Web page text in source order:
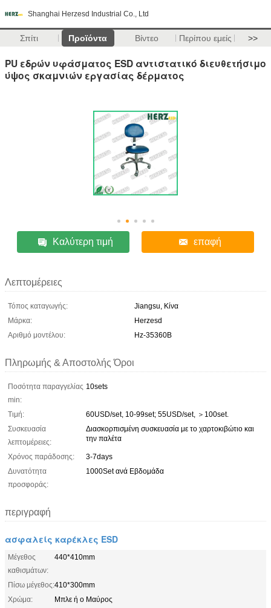
Shanghai Herzesd Industrial Co., Ltd
Σπίτι Προϊόντα Βίντεο Περίπου εμείς >>
PU εδρών υφάσματος ESD αντιστατικό διευθετήσιμο
ύψος σκαμνιών εργασίας δέρματος
Καλύτερη τιμή επαφή
Λεπτομέρειες
Τόπος καταγωγής:
Jiangsu, Κίνα
Μάρκα:
Herzesd
Αριθμό μοντέλου:
Hz-35360B
Πληρωμής & Αποστολής Όροι
Ποσότητα παραγγελίας
min:
10sets
Τιμή:
60USD/set, 10-99set; 55USD/set, ＞100set.
Συσκευασία
λεπτομέρειες:
Διασκορπισμένη συσκευασία με το χαρτοκιβώτιο και
την παλέτα
Χρόνος παράδοσης:
3-7days
Δυνατότητα
προσφοράς:
1000Set ανά Εβδομάδα
περιγραφή
ασφαλείς καρέκλες ESD
Μέγεθος
καθισμάτων:
440*410mm
Πίσω μέγεθος:410*300mm
Χρώμα:
Μπλε ή ο Μαύρος